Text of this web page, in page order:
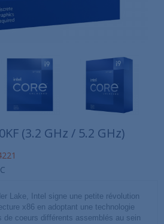
(3.2 GHz / 5.2 GHz)
Lake, Intel signe une petite révolution
x86 en adoptant une technologie
de coeurs différents assemblés au sein